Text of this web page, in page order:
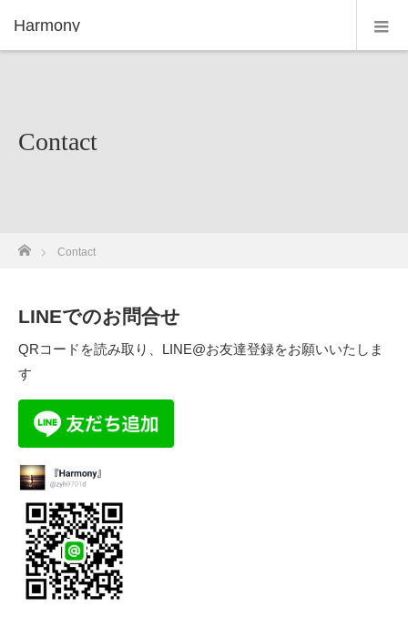
Harmony
Contact
ホーム
Contact
LINEでのお問合せ
QRコードを読み取り、LINE@お友達登録をお願いいたしま
す